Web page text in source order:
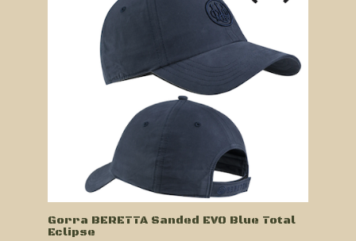
Gorra BERETTA Sanded EVO Blue Total
Eclipse